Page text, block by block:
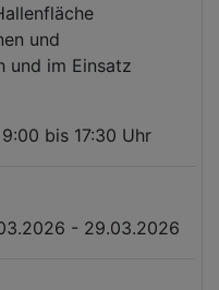
und
und im Einsatz
bis 17:30 Uhr
- 29.03.2026